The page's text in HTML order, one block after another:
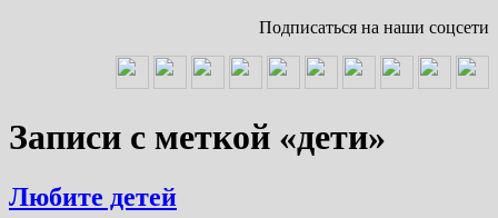
Подписаться на наши соцсети
Записи с меткой «дети»
Любите детей